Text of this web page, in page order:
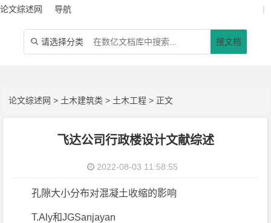
论文综述网 导航 |
 请选择分类 搜文档
论文综述网 > 土木建筑类 > 土木工程 > 正文
飞达公司行政楼设计文献综述
2022-08-03 11:58:55
孔隙大小分布对混凝土收缩的影响
T.Aly和JGSanjayan